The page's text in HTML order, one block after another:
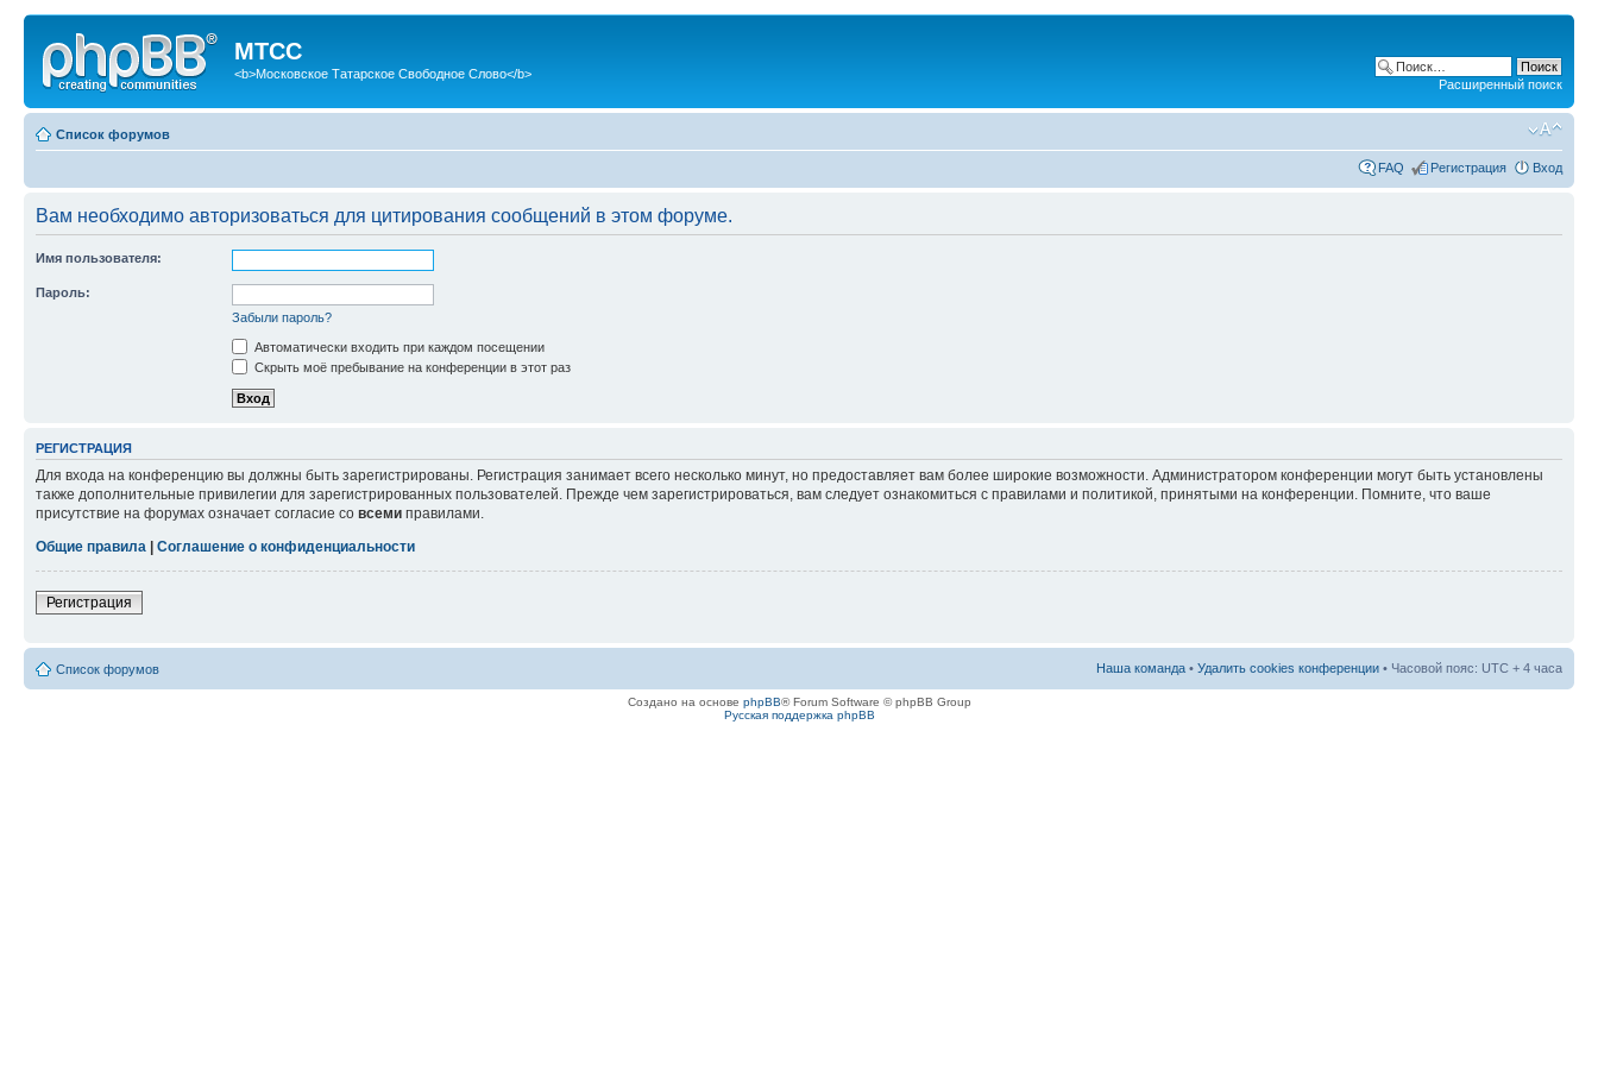
МТСС
<b>Московское Татарское Свободное Слово</b>
Расширенный поиск
Список форумов
FAQ Регистрация Вход
Вам необходимо авторизоваться для цитирования сообщений в этом форуме.
Имя пользователя:
Пароль:
Забыли пароль?
Автоматически входить при каждом посещении
Скрыть моё пребывание на конференции в этот раз
РЕГИСТРАЦИЯ
Для входа на конференцию вы должны быть зарегистрированы. Регистрация занимает всего несколько минут, но предоставляет вам более широкие возможности. Администратором конференции могут быть установлены
также дополнительные привилегии для зарегистрированных пользователей. Прежде чем зарегистрироваться, вам следует ознакомиться с правилами и политикой, принятыми на конференции. Помните, что ваше
присутствие на форумах означает согласие со всеми правилами.
Общие правила
Соглашение о конфиденциальности
Регистрация
Список форумов Наша команда • Удалить cookies конференции • Часовой пояс: UTC + 4 часа
Создано на основе phpBB® Forum Software © phpBB Group
Русская поддержка phpBB